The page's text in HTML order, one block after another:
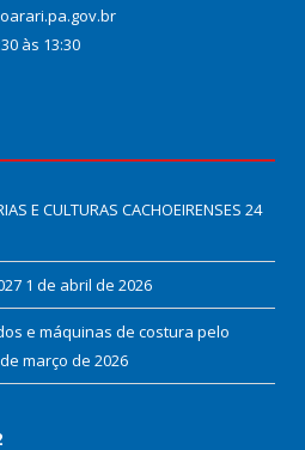
às 13:30
E CULTURAS CACHOEIRENSES 24
1 de abril de 2026
e máquinas de costura pelo
março de 2026